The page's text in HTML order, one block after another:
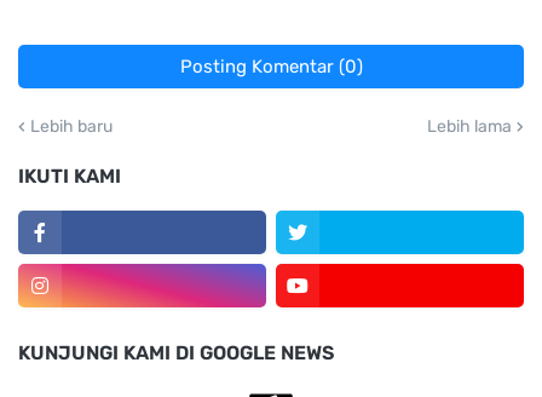
Posting Komentar (0)
Lebih baru Lebih lama
IKUTI KAMI
KUNJUNGI KAMI DI GOOGLE NEWS